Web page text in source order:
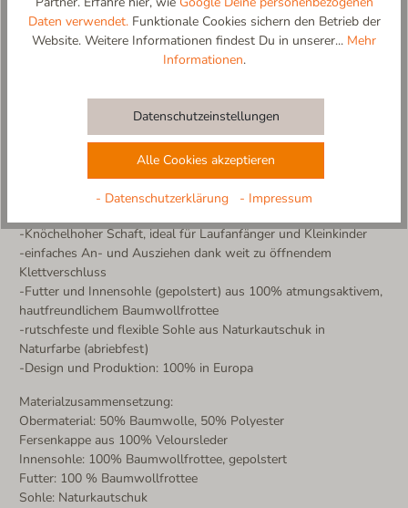
selbst anziehen, während die rutschfeste Sohle für sicheren Halt
sorgt – ideal für kleine Entdecker, die immer in Bewegung sind!
Bequem, kuschelig und voller Zauber – mit „Einhornzauber“
werden Märchenträume wahr!
Weitere Produktdetails:
-weiche Baumwoll-Polyester Mischung
-Fersenkappe für perfekten Halt aus strapazierfähigem
-Knöchelhoher Schaft, ideal für Laufanfänger und Kleinkinder
-einfaches An- und Ausziehen dank weit zu öffnendem
Klettverschluss
-Futter und Innensohle (gepolstert) aus 100% atmungsaktivem,
hautfreundlichem Baumwollfrottee
-rutschfeste und flexible Sohle aus Naturkautschuk in
Naturfarbe (abriebfest)
-Design und Produktion: 100% in Europa
Materialzusammensetzung:
Obermaterial: 50% Baumwolle, 50% Polyester
Fersenkappe aus 100% Veloursleder
Innensohle: 100% Baumwollfrottee, gepolstert
Futter: 100 % Baumwollfrottee
Sohle: Naturkautschuk
Daten verwendet.Funktionale Cookies sichern den Betrieb der
Website. Weitere Informationen findest Du in unserer... Mehr
Informationen.
Datenschutzeinstellungen
Alle Cookies akzeptieren
- Datenschutzerklärung - Impressum